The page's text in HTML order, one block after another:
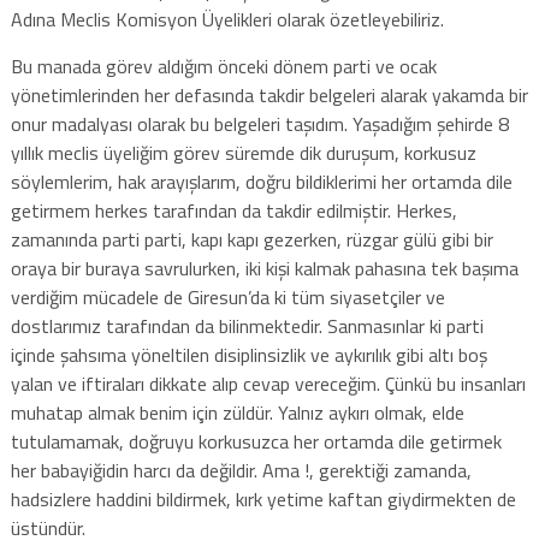
Adına Meclis Komisyon Üyelikleri olarak özetleyebiliriz.
Bu manada görev aldığım önceki dönem parti ve ocak
yönetimlerinden her defasında takdir belgeleri alarak yakamda bir
onur madalyası olarak bu belgeleri taşıdım. Yaşadığım şehirde 8
yıllık meclis üyeliğim görev süremde dik duruşum, korkusuz
söylemlerim, hak arayışlarım, doğru bildiklerimi her ortamda dile
getirmem herkes tarafından da takdir edilmiştir. Herkes,
zamanında parti parti, kapı kapı gezerken, rüzgar gülü gibi bir
oraya bir buraya savrulurken, iki kişi kalmak pahasına tek başıma
verdiğim mücadele de Giresun’da ki tüm siyasetçiler ve
dostlarımız tarafından da bilinmektedir. Sanmasınlar ki parti
içinde şahsıma yöneltilen disiplinsizlik ve aykırılık gibi altı boş
yalan ve iftiraları dikkate alıp cevap vereceğim. Çünkü bu insanları
muhatap almak benim için züldür. Yalnız aykırı olmak, elde
tutulamamak, doğruyu korkusuzca her ortamda dile getirmek
her babayiğidin harcı da değildir. Ama !, gerektiği zamanda,
hadsizlere haddini bildirmek, kırk yetime kaftan giydirmekten de
üstündür.